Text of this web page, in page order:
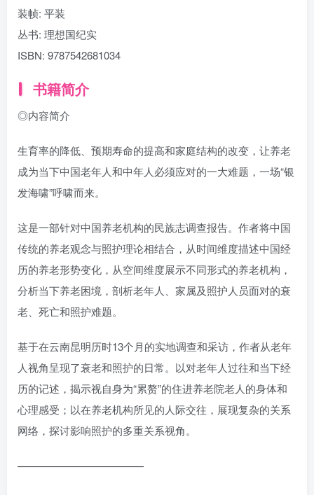
装帧: 平装
丛书: 理想国纪实
ISBN: 9787542681034
书籍简介
◎内容简介
生育率的降低、预期寿命的提高和家庭结构的改变，让养老
成为当下中国老年人和中年人必须应对的一大难题，一场“银
发海啸”呼啸而来。
这是一部针对中国养老机构的民族志调查报告。作者将中国
传统的养老观念与照护理论相结合，从时间维度描述中国经
历的养老形势变化，从空间维度展示不同形式的养老机构，
分析当下养老困境，剖析老年人、家属及照护人员面对的衰
老、死亡和照护难题。
基于在云南昆明历时13个月的实地调查和采访，作者从老年
人视角呈现了衰老和照护的日常。以对老年人过往和当下经
历的记述，揭示视自身为“累赘”的住进养老院老人的身体和
心理感受；以在养老机构所见的人际交往，展现复杂的关系
网络，探讨影响照护的多重关系视角。
————————————